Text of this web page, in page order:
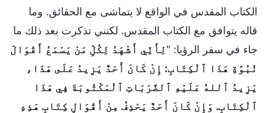
الكتاب المقدس في الواقع لا يتماشى مع الحقائق. وما
قاله يتوافق مع الكتاب المقدس. لكنني تذكرت بعد ذلك ما
جاء في سفر الرؤيا: "لِأَنِّي أَشْهَدُ لِكُلِّ مَنْ يَسْمَعُ أَقْوَالَ
نُبُوَّةِ هَذَا ٱلْكِتَابِ: إِنْ كَانَ أَحَدٌ يَزِيدُ عَلَى هَذَا،
يَزِيدُ ٱللهُ عَلَيْهِ ٱلضَّرَبَاتِ ٱلْمَكْتُوبَةَ فِي هَذَا
ٱلْكِتَابِ. وَإِنْ كَانَ أَحَدٌ يَحْذِفُ مِنْ أَقْوَالِ كِتَابِ هَذِهِ